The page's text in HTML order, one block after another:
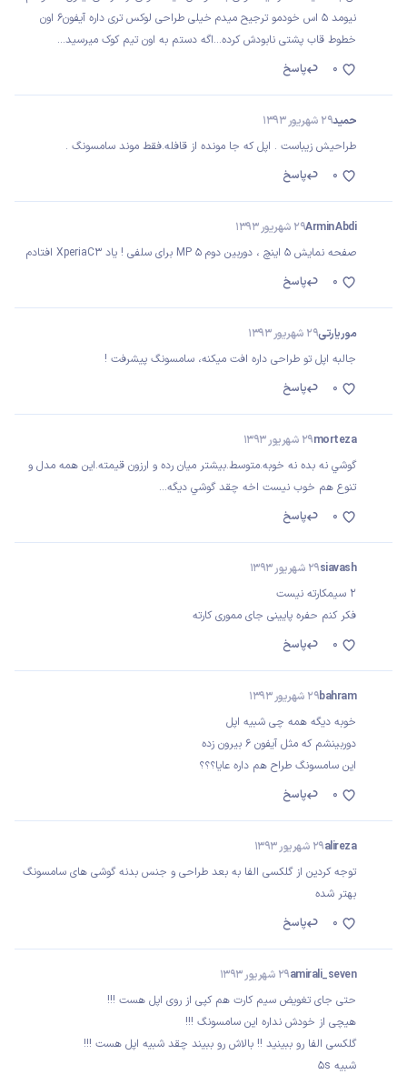
نیومد 5 اس خودمو ترجیح میدم خیلی طراحی لوکس تری داره آیفون6 اون
خطوط قاب پشتی نابودش کرده...اگه دستم به اون تیم کوک میرسید...
پاسخ
0
حمید29 شهریور 1393
طراحیش زیباست . اپل که جا مونده از قافله.فقط موند سامسونگ .
پاسخ
0
Armin Abdi29 شهریور 1393
صفحه نمایش 5 اینچ ، دوربین دوم 5 MP برای سلفی ! یاد XperiaC3 افتادم
پاسخ
0
موریارتی29 شهریور 1393
جالبه اپل تو طراحی داره افت میکنه، سامسونگ پیشرفت !
پاسخ
0
morteza29 شهریور 1393
گوشي نه بده نه خوبه.متوسط.بيشتر ميان رده و ارزون قيمته.اين همه مدل و
تنوع هم خوب نيست اخه چقد گوشي ديگه...
پاسخ
0
siavash29 شهریور 1393
۲ سیمکارته نیست
فکر کنم حفره پایینی جای مموری کارته
پاسخ
0
bahram29 شهریور 1393
خوبه دیگه همه چی شبیه اپل
دوربینشم که مثل آیفون 6 بیرون زده
این سامسونگ طراح هم داره عایا؟؟؟
پاسخ
0
alireza29 شهریور 1393
توجه کردین از گلکسی الفا به بعد طراحی و جنس بدنه گوشی های سامسونگ
بهتر شده
پاسخ
0
amirali_seven29 شهریور 1393
حتی جای تغویض سیم کارت هم کپی از روی اپل هست !!!
هیچی از خودش نداره این سامسونگ !!!
گلکسی الفا رو ببینید !! بالاش رو ببیند چقد شبیه اپل هست !!!
شبیه 5s